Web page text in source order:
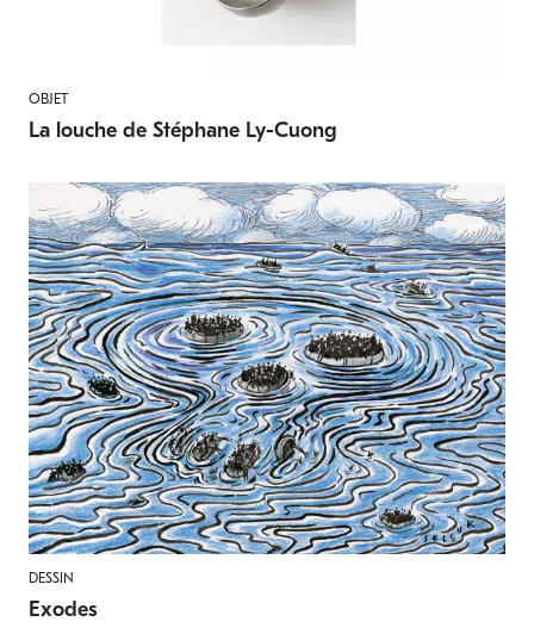
OBJET
La louche de Stéphane Ly-Cuong
DESSIN
Exodes